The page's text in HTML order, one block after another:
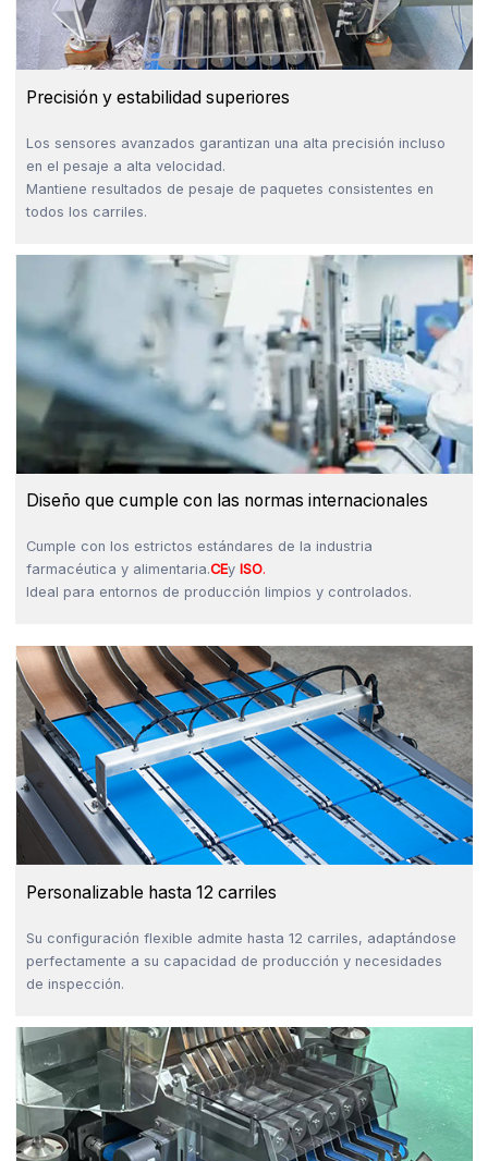
Precisión y estabilidad superiores
Los sensores avanzados garantizan una alta precisión incluso
en el pesaje a alta velocidad.
Mantiene resultados de pesaje de paquetes consistentes en
todos los carriles.
Diseño que cumple con las normas internacionales
Cumple con los estrictos estándares de la industria
farmacéutica y alimentaria.CEy ISO.
Ideal para entornos de producción limpios y controlados.
Personalizable hasta 12 carriles
Su configuración flexible admite hasta 12 carriles, adaptándose
perfectamente a su capacidad de producción y necesidades
de inspección.